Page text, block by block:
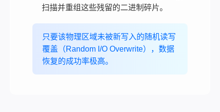
扫描并重组这些残留的二进制碎片。
只要该物理区域未被新写入的随机读写
覆盖（Random I/O Overwrite），数据
恢复的成功率极高。